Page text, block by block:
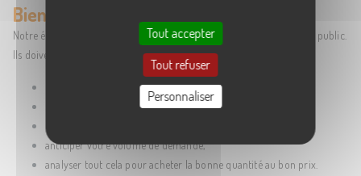
Bien acheter, un travail au quotidien
Notre équipe, nos acheteurs exercent un métier peu connu du grand public.
Ils doivent :
connaître les enjeux du marché pétrolier,
anticiper votre volume de demande,
analyser tout cela pour acheter la bonne quantité au bon prix.
Tout accepter
Tout refuser
Personnaliser